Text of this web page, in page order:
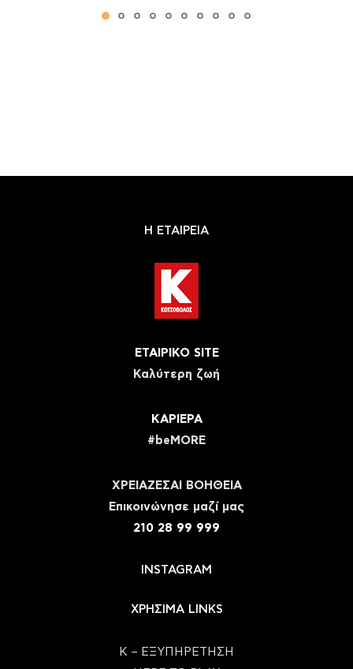
Η ΕΤΑΙΡΕΙΑ
ΕΤΑΙΡΙΚΟ SITE
Καλύτερη ζωή
ΚΑΡΙΕΡΑ
#beMORE
ΧΡΕΙΑΖΕΣΑΙ ΒΟΗΘΕΙΑ
Eπικοινώνησε μαζί μας
210 28 99 999
INSTAGRAM
ΧΡΗΣΙΜΑ LINKS
Κ – ΕΞΥΠΗΡΕΤΗΣΗ